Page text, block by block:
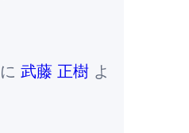
に 武藤 正樹よ